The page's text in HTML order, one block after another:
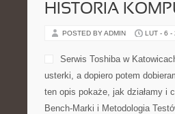
HISTORIA
POSTED BY ADMIN LUT - 6 -
Serwis Toshiba w
usterki, a dopiero potem
ten opis pokaże, jak działamy i
Bench-Marki i Metodologia